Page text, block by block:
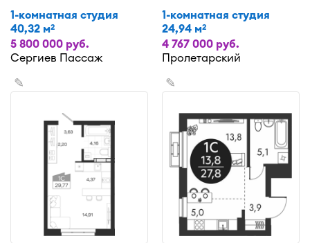
1-комнатная студия
40,32 м2
5 800 000 руб.
Сергиев Пассаж
1-комнатная студия
24,94 м2
4 767 000 руб.
Пролетарский
✎ ✎